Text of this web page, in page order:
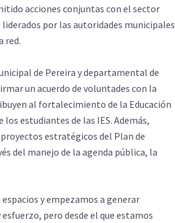
acciones conjuntas con el sector
por las autoridades municipales
red.
de Pereira y departamental de
un acuerdo de voluntades con la
al fortalecimiento de la Educación
estudiantes de las IES. Además,
estratégicos del Plan de
del manejo de la agenda pública, la
y empezamos a generar
pero desde el que estamos